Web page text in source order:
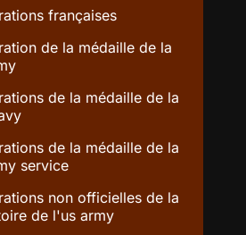
françaises
de la médaille de la
de la médaille de la
de la médaille de la
service
non officielles de la
de l'us army